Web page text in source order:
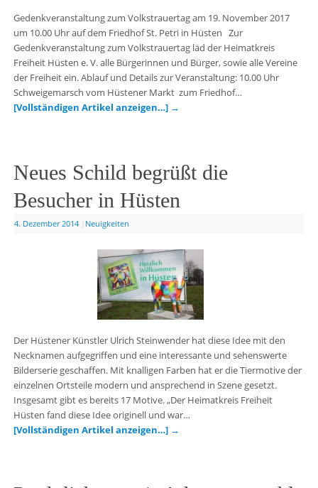
Gedenkveranstaltung zum Volkstrauertag am 19. November 2017
um 10.00 Uhr auf dem Friedhof St. Petri in Hüsten Zur
Gedenkveranstaltung zum Volkstrauertag läd der Heimatkreis
Freiheit Hüsten e. V. alle Bürgerinnen und Bürger, sowie alle Vereine
der Freiheit ein. Ablauf und Details zur Veranstaltung: 10.00 Uhr
Schweigemarsch vom Hüstener Markt zum Friedhof…
[Vollständigen Artikel anzeigen…] →
Neues Schild begrüßt die
Besucher in Hüsten
4. Dezember 2014 Neuigkeiten
Der Hüstener Künstler Ulrich Steinwender hat diese Idee mit den
Necknamen aufgegriffen und eine interessante und sehenswerte
Bilderserie geschaffen. Mit knalligen Farben hat er die Tiermotive der
einzelnen Ortsteile modern und ansprechend in Szene gesetzt.
Insgesamt gibt es bereits 17 Motive. „Der Heimatkreis Freiheit
Hüsten fand diese Idee originell und war…
[Vollständigen Artikel anzeigen…] →